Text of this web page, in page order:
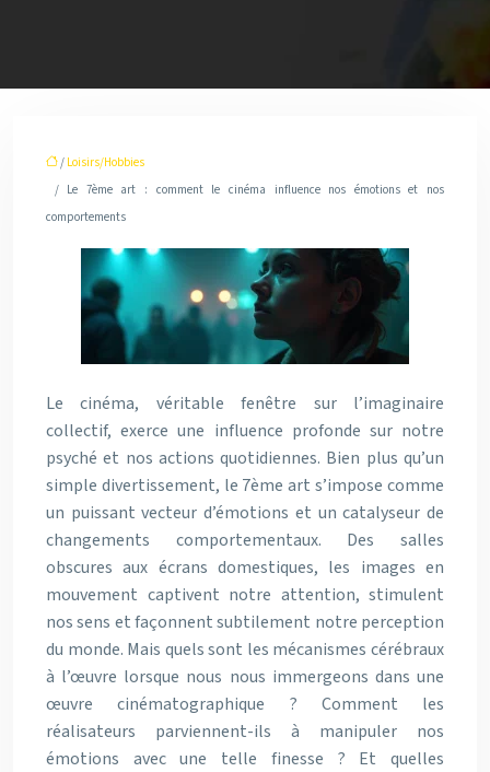
/ Loisirs/Hobbies
/ Le 7ème art : comment le cinéma influence nos émotions et nos
comportements
Le cinéma, véritable fenêtre sur l’imaginaire
collectif, exerce une influence profonde sur notre
psyché et nos actions quotidiennes. Bien plus qu’un
simple divertissement, le 7ème art s’impose comme
un puissant vecteur d’émotions et un catalyseur de
changements comportementaux. Des salles
obscures aux écrans domestiques, les images en
mouvement captivent notre attention, stimulent
nos sens et façonnent subtilement notre perception
du monde. Mais quels sont les mécanismes cérébraux
à l’œuvre lorsque nous nous immergeons dans une
œuvre cinématographique ? Comment les
réalisateurs parviennent-ils à manipuler nos
émotions avec une telle finesse ? Et quelles